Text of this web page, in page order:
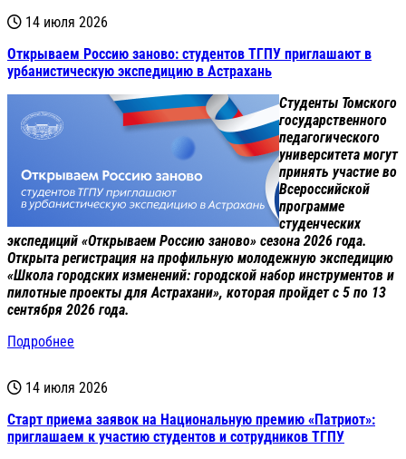
14 июля 2026
Открываем Россию заново: студентов ТГПУ приглашают в
урбанистическую экспедицию в Астрахань
Студенты Томского
государственного
педагогического
университета могут
принять участие во
Всероссийской
программе
студенческих
экспедиций «Открываем Россию заново» сезона 2026 года.
Открыта регистрация на профильную молодежную экспедицию
«Школа городских изменений: городской набор инструментов и
пилотные проекты для Астрахани», которая пройдет с 5 по 13
сентября 2026 года.
Подробнее
14 июля 2026
Старт приема заявок на Национальную премию «Патриот»:
приглашаем к участию студентов и сотрудников ТГПУ